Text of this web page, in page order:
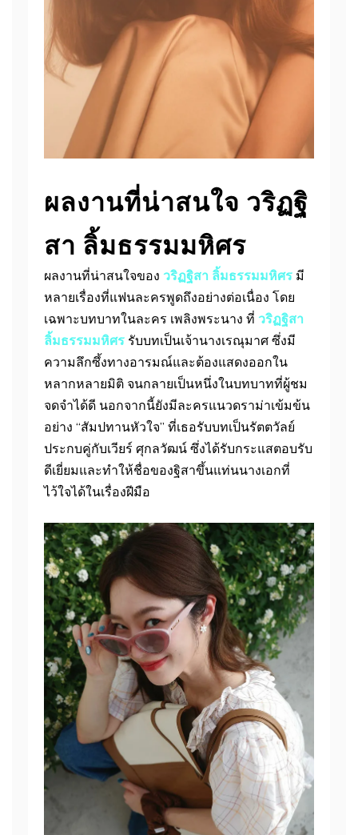
ผลงานที่น่าสนใจ วริฏฐิ
สา ลิ้มธรรมมหิศร
ผลงานที่น่าสนใจของ วริฏฐิสา ลิ้มธรรมมหิศร มี
หลายเรื่องที่แฟนละครพูดถึงอย่างต่อเนื่อง โดย
เฉพาะบทบาทในละคร เพลิงพระนาง ที่ วริฏฐิสา
ลิ้มธรรมมหิศร รับบทเป็นเจ้านางเรณุมาศ ซึ่งมี
ความลึกซึ้งทางอารมณ์และต้องแสดงออกใน
หลากหลายมิติ จนกลายเป็นหนึ่งในบทบาทที่ผู้ชม
จดจำได้ดี นอกจากนี้ยังมีละครแนวดราม่าเข้มข้น
อย่าง “สัมปทานหัวใจ” ที่เธอรับบทเป็นรัตตวัลย์
ประกบคู่กับเวียร์ ศุกลวัฒน์ ซึ่งได้รับกระแสตอบรับ
ดีเยี่ยมและทำให้ชื่อของฐิสาขึ้นแท่นนางเอกที่
ไว้ใจได้ในเรื่องฝีมือ